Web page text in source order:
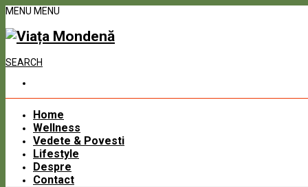
MENU MENU
SEARCH
Home
Wellness
Vedete & Povesti
Lifestyle
Despre
Contact